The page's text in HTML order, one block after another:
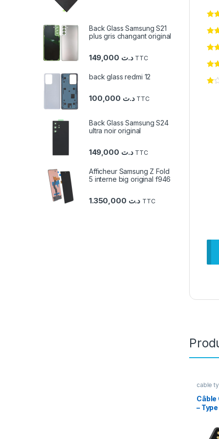
cable
Câble
–
Back Glass Samsung S21
plus gris changant original
د.ت TTC
back glass redmi 12
د.ت TTC
Back Glass Samsung S24
ultra noir original
د.ت TTC
Afficheur Samsung Z Fold
5 interne big original f946
د.ت TTC